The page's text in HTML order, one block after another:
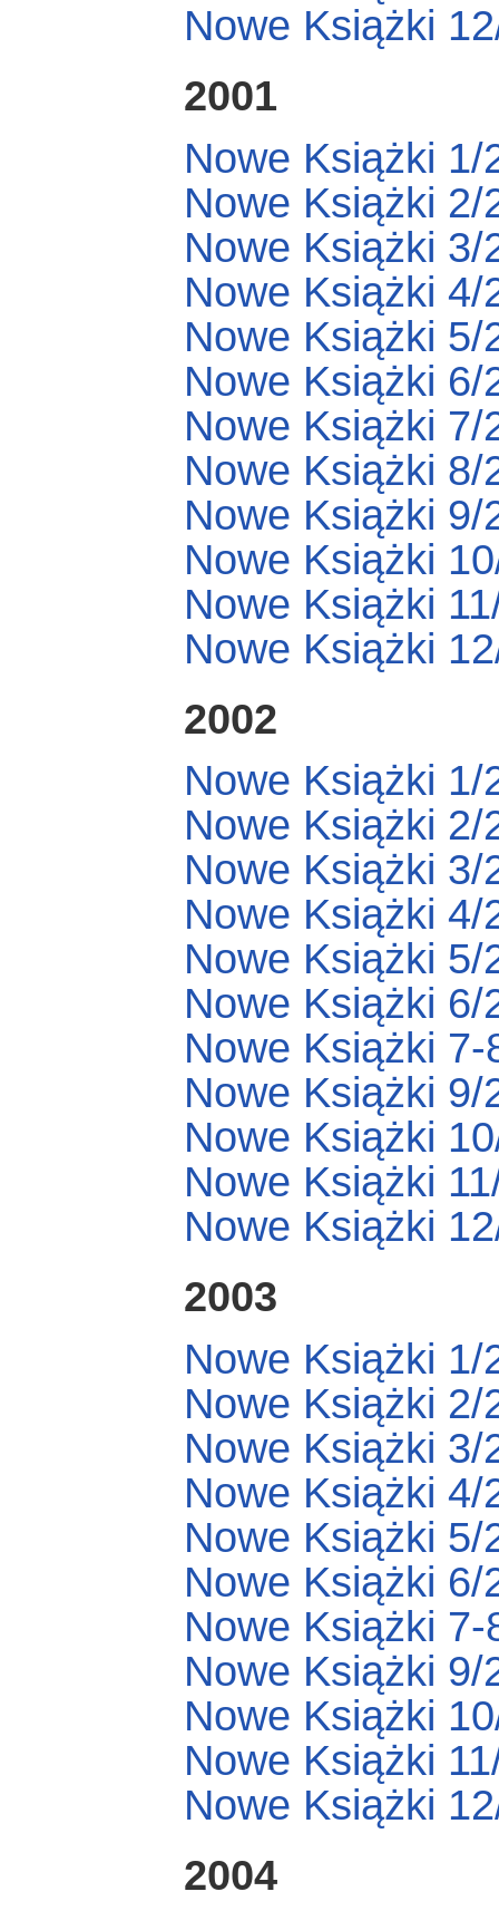
Nowe Książki
2001
Nowe Książki 1/
Nowe Książki 2/
Nowe Książki 3/
Nowe Książki 4/
Nowe Książki 5/
Nowe Książki 6/
Nowe Książki 7/
Nowe Książki 8/
Nowe Książki 9/
Nowe Książki
Nowe Książki
Nowe Książki
2002
Nowe Książki 1/
Nowe Książki 2/
Nowe Książki 3/
Nowe Książki 4/
Nowe Książki 5/
Nowe Książki 6/
Nowe Książki 7-
Nowe Książki 9/
Nowe Książki
Nowe Książki
Nowe Książki
2003
Nowe Książki 1/
Nowe Książki 2/
Nowe Książki 3/
Nowe Książki 4/
Nowe Książki 5/
Nowe Książki 6/
Nowe Książki 7-
Nowe Książki 9/
Nowe Książki
Nowe Książki
Nowe Książki
2004